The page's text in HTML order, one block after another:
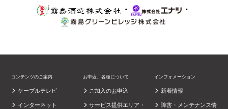
・
・
コンテンツのご案内
ケーブルテレビ
インターネット
お申込、各種について
ご加入のお申込
サービス提供エリア・
インフォメーション
新着情報
障害・メンテナンス情